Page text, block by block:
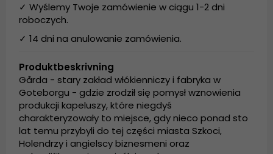
✓ Wyślemy Twoje zamówienie w ciągu 1-2 dni
roboczych.
✓ 14 dni na anulowanie zamówienia.
Produktbeskrivning
Gårda - stary zakład włókienniczy i fabryka w
Goteborgu - gdzie zrodził się pomysł wznowienia
produkcji kapeluszy, które niegdyś
charakteryzowały to miejsce, gdy nieco ponad sto
lat temu przybyli do tej części miasta Szkoci,
Holendrzy i angielscy biznesmeni oraz